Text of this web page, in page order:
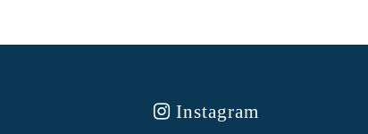
Instagram